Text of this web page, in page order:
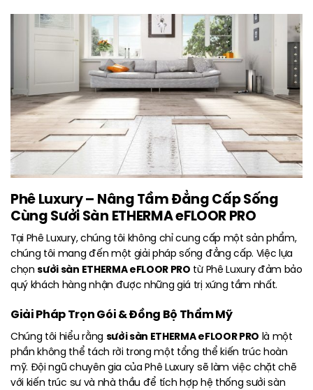
Phê Luxury – Nâng Tầm Đẳng Cấp Sống
Cùng Sưởi Sàn ETHERMA eFLOOR PRO
Tại Phê Luxury, chúng tôi không chỉ cung cấp một sản phẩm,
chúng tôi mang đến một giải pháp sống đẳng cấp. Việc lựa
chọn sưởi sàn ETHERMA eFLOOR PRO từ Phê Luxury đảm bảo
quý khách hàng nhận được những giá trị xứng tầm nhất.
Giải Pháp Trọn Gói & Đồng Bộ Thẩm Mỹ
Chúng tôi hiểu rằng sưởi sàn ETHERMA eFLOOR PRO là một
phần không thể tách rời trong một tổng thể kiến trúc hoàn
mỹ. Đội ngũ chuyên gia của Phê Luxury sẽ làm việc chặt chẽ
với kiến trúc sư và nhà thầu để tích hợp hệ thống sưởi sàn